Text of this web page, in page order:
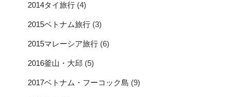
2014タイ旅行 (4)
2015ベトナム旅行 (3)
2015マレーシア旅行 (6)
2016釜山・大邱 (5)
2017ベトナム・フーコック島 (9)